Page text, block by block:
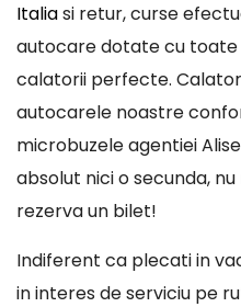
Italiasi retur, curse
autocare dotate cu
calatorii perfecte.
autocarele noastre
microbuzele agentiei
absolut nici o secunda,
rezerva un bilet!
Indiferent ca plecati in
in interes de serviciu pe